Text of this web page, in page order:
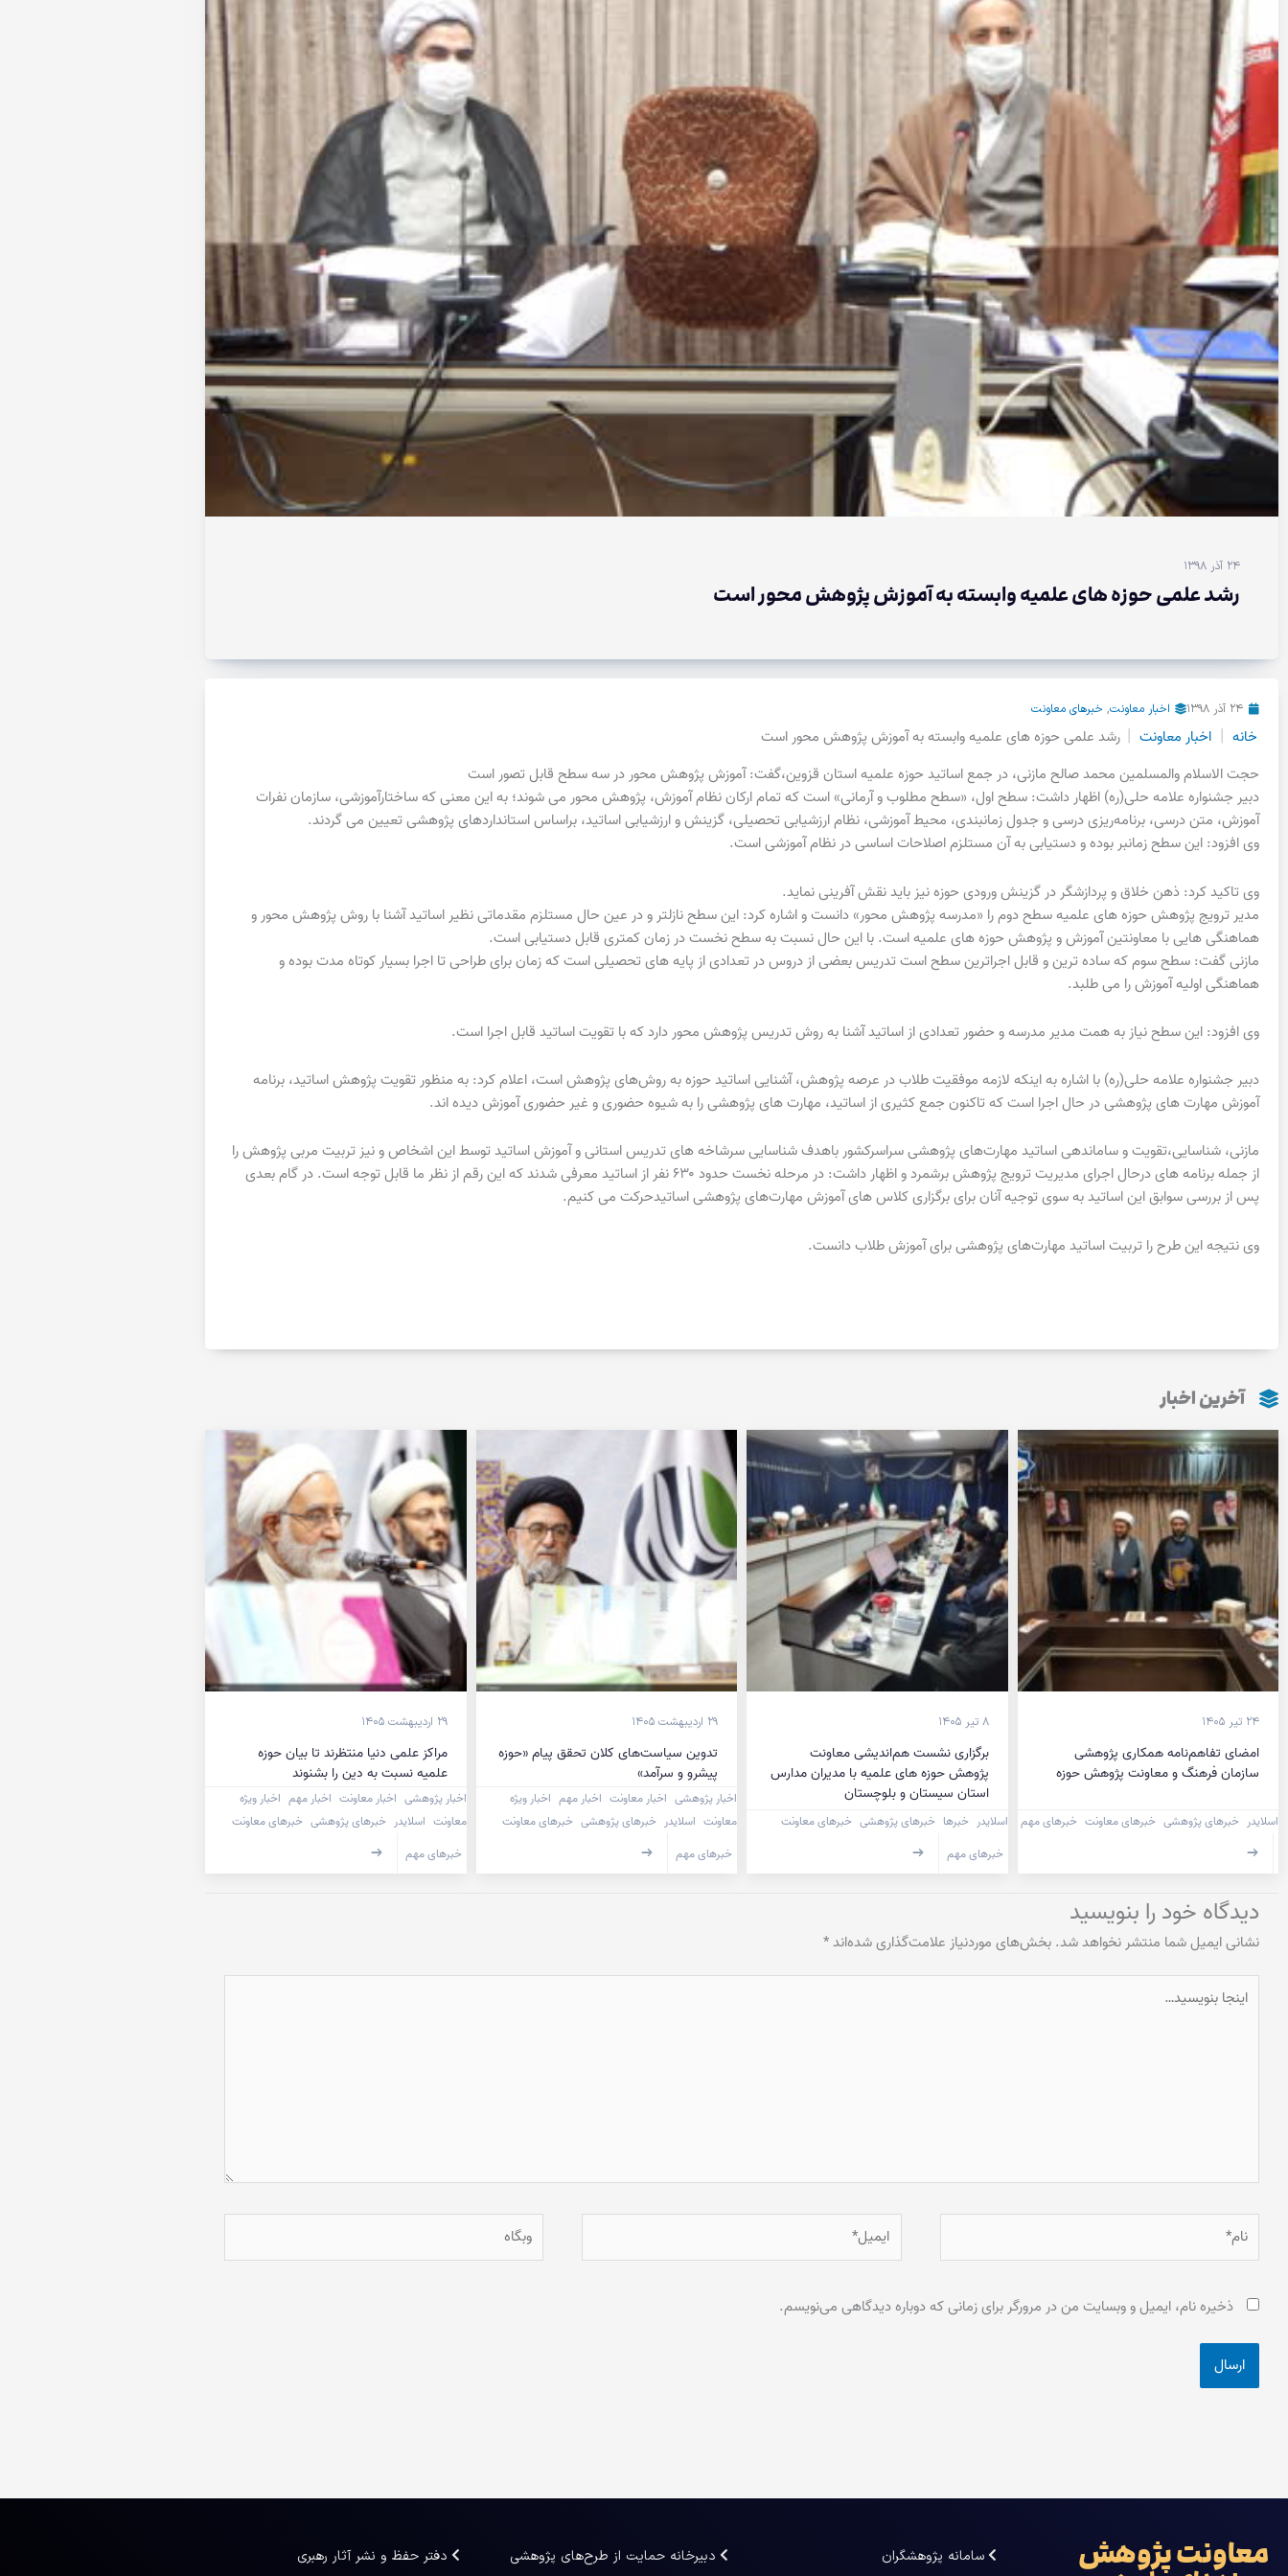
۲۴ آذر ۱۳۹۸
رشد علمی حوزه های علمیه وابسته به آموزش پژوهش محور است
۲۴ آذر ۱۳۹۸ اخبار معاونت, خبرهای معاونت
خانه | اخبار معاونت | رشد علمی حوزه های علمیه وابسته به آموزش پژوهش محور است
حجت الاسلام والمسلمین محمد صالح مازنی، در جمع اساتید حوزه علمیه استان قزوین،گفت: آموزش پژوهش محور در سه سطح قابل تصور است
دبیر جشنواره علامه حلی(ره) اظهار داشت: سطح اول، «سطح مطلوب و آرمانی» است که تمام ارکان نظام آموزش، پژوهش محور می شوند؛ به این معنی که ساختارآموزشی، سازمان نفرات
آموزش، متن درسی، برنامه‌ریزی درسی و جدول زمانبندی، محیط آموزشی، نظام ارزشیابی تحصیلی، گزینش و ارزشیابی اساتید، براساس استانداردهای پژوهشی تعیین می گردند.
وی افزود: این سطح زمانبر بوده و دستیابی به آن مستلزم اصلاحات اساسی در نظام آموزشی است.
وی تاکید کرد: ذهن خلاق و پردازشگر در گزینش ورودی حوزه نیز باید نقش آفرینی نماید.
مدیر ترویج پژوهش حوزه های علمیه سطح دوم را «مدرسه پژوهش محور» دانست و اشاره کرد: این سطح نازلتر و در عین حال مستلزم مقدماتی نظیر اساتید آشنا با روش پژوهش محور و
هماهنگی هایی با معاونتین آموزش و پژوهش حوزه های علمیه است. با این حال نسبت به سطح نخست در زمان کمتری قابل دستیابی است‌.
مازنی گفت: سطح سوم که ساده ترین و قابل اجراترین سطح است تدریس بعضی از دروس در تعدادی از پایه های تحصیلی است که زمان برای طراحی تا اجرا بسیار کوتاه مدت بوده و
هماهنگی اولیه آموزش را می طلبد.
وی افزود: این سطح نیاز به همت مدیر مدرسه و حضور تعدادی از اساتید آشنا به روش تدریس پژوهش محور دارد که با تقویت اساتید قابل اجرا است.
دبیر جشنواره علامه حلی(ره) با اشاره به اینکه لازمه موفقیت طلاب در عرصه پژوهش، آشنایی اساتید حوزه به روش‌های پژوهش است، اعلام کرد: به منظور تقویت پژوهش اساتید، برنامه
آموزش مهارت‌ های پژوهشی در حال اجرا است که تاکنون جمع کثیری از اساتید، مهارت های پژوهشی را به شیوه حضوری و غیر حضوری آموزش دیده اند.
مازنی، شناسایی،تقویت و ساماندهی اساتید مهارت‌های پژوهشی سراسرکشور باهدف شناسایی سرشاخه های تدریس استانی و آموزش اساتید توسط این اشخاص و نیز تربیت مربی پژوهش را
از جمله برنامه های درحال اجرای مدیریت ترویج پژوهش برشمرد و اظهار داشت: در مرحله نخست حدود ۶۳۰ نفر از اساتید معرفی شدند که این رقم از نظر ما قابل توجه است. در گام بعدی
پس از بررسی سوابق این اساتید به سوی توجیه آنان برای برگزاری کلاس های آموزش مهارت‌های پژوهشی اساتیدحرکت می کنیم.
وی نتیجه این طرح را تربیت اساتید مهارت‌های پژوهشی برای آموزش طلاب دانست.
آخرین اخبار
۲۴ تیر ۱۴۰۵
امضای تفاهم‌نامه همکاری پژوهشی
سازمان فرهنگ و معاونت پژوهش حوزه
اسلایدر خبرهای پژوهشی خبرهای معاونت خبرهای مهم
۸ تیر ۱۴۰۵
برگزاری نشست هم‌اندیشی معاونت
پژوهش حوزه های علمیه با مدیران مدارس
استان سیستان و بلوچستان
اسلایدر خبرها خبرهای پژوهشی خبرهای معاونت
خبرهای مهم
۲۹ اردیبهشت ۱۴۰۵
تدوین سیاست‌های کلان تحقق پیام «حوزه
پیشرو و سرآمد»
اخبار پژوهشی اخبار معاونت اخبار مهم اخبار ویژه
معاونت اسلایدر خبرهای پژوهشی خبرهای معاونت
خبرهای مهم
۲۹ اردیبهشت ۱۴۰۵
مراکز علمی دنیا منتظرند تا بیان حوزه
علمیه نسبت به دین را بشنوند
اخبار پژوهشی اخبار معاونت اخبار مهم اخبار ویژه
معاونت اسلایدر خبرهای پژوهشی خبرهای معاونت
خبرهای مهم
دیدگاه‌ خود را بنویسید
نشانی ایمیل شما منتشر نخواهد شد. بخش‌های موردنیاز علامت‌گذاری شده‌اند*
بنویسید…
وبگاه
ذخیره نام، ایمیل و وبسایت من در مرورگر برای زمانی که دوباره دیدگاهی می‌نویسم.
معاونت پژوهش سامانه پژوهشگران دبیرخانه حمایت از طرح‌های پژوهشی دفتر حفظ و نشر آثار رهبری